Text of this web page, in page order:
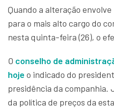
Quando a alteração
para o mais alto cargo do
nesta quinta-feira (26), o
O conselho de
hoje o indicado do
presidência da companhia.
da política de preços da